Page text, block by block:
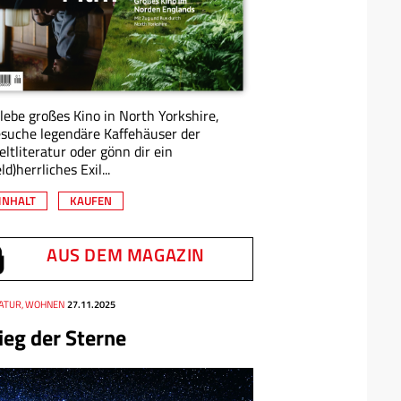
großes Kino in North Yorkshire,
legendäre Kaffehäuser der
oder gönn dir ein
Exil...
INHALT KAUFEN
AUS DEM MAGAZIN
der Sterne
WOHNEN 27.11.2025